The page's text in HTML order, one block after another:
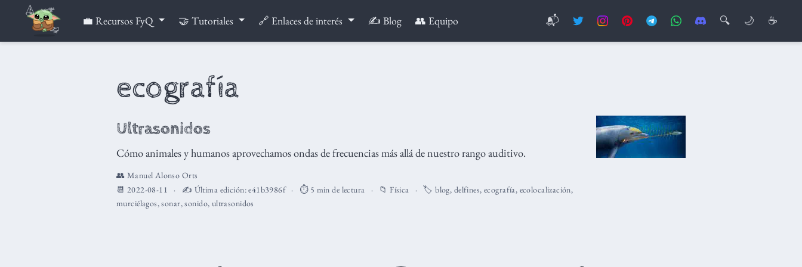
💼 Recursos FyQ 🤝 Tutoriales 🔗 Enlaces de interés ✍️ Blog 👥 Equipo 📬 🔍 🌙 ☕
ecografía
Ultrasonidos
Cómo animales y humanos aprovechamos ondas de frecuencias más allá de nuestro rango auditivo.
👥 Manuel Alonso Orts
📆 2022-08-11
✍️ Última edición:e41b3986f ⏱️ 5 min de lectura 📁Física 🏷️blog, delfines, ecografía, ecolocalización,
murciélagos,sonar,sonido, ultrasonidos